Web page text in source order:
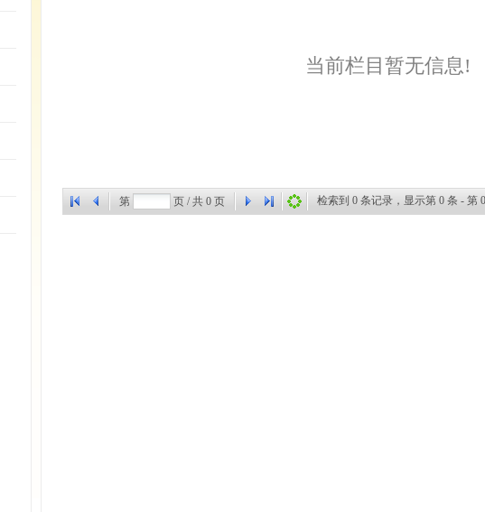
当前栏目暂无信息!
第 页 / 共 0 页 检索到 0 条记录，显示第 0 条 - 第 0